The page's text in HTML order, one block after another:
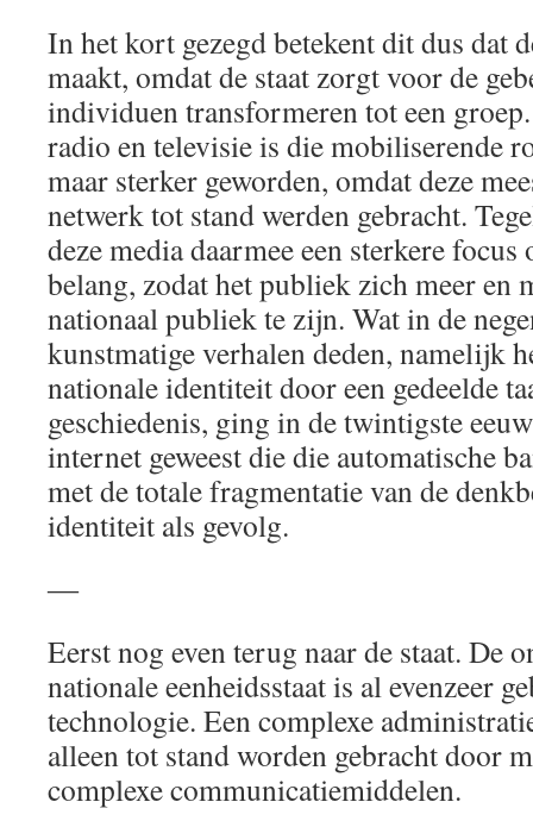
In het kort gezegd betekent dit dus dat
maakt, omdat de staat zorgt voor de
individuen transformeren tot een
radio en televisie is die mobiliserende
maar sterker geworden, omdat deze
netwerk tot stand werden gebracht.
deze media daarmee een sterkere
belang, zodat het publiek zich meer en
nationaal publiek te zijn. Wat in de
kunstmatige verhalen deden, namelijk
nationale identiteit door een gedeelde
geschiedenis, ging in de twintigste
internet geweest die die automatische
met de totale fragmentatie van de
identiteit als gevolg.
―
Eerst nog even terug naar de staat. De
nationale eenheidsstaat is al evenzeer
technologie. Een complexe
alleen tot stand worden gebracht door
complexe communicatiemiddelen.